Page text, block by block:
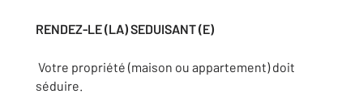
RENDEZ-LE (LA) SEDUISANT (E)
Votre propriété (maison ou appartement) doit
séduire.